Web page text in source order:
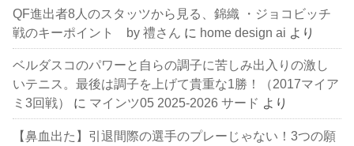
QF進出者8人のスタッツから見る、錦織 ・ジョコビッチ
戦のキーポイント by 禮さん に home design ai より
ベルダスコのパワーと自らの調子に苦しみ出入りの激し
いテニス。最後は調子を上げて貴重な1勝！（2017マイア
ミ3回戦）
に マインツ05 2025-2026 サード より
【鼻血出た】引退間際の選手のプレーじゃない！3つの願